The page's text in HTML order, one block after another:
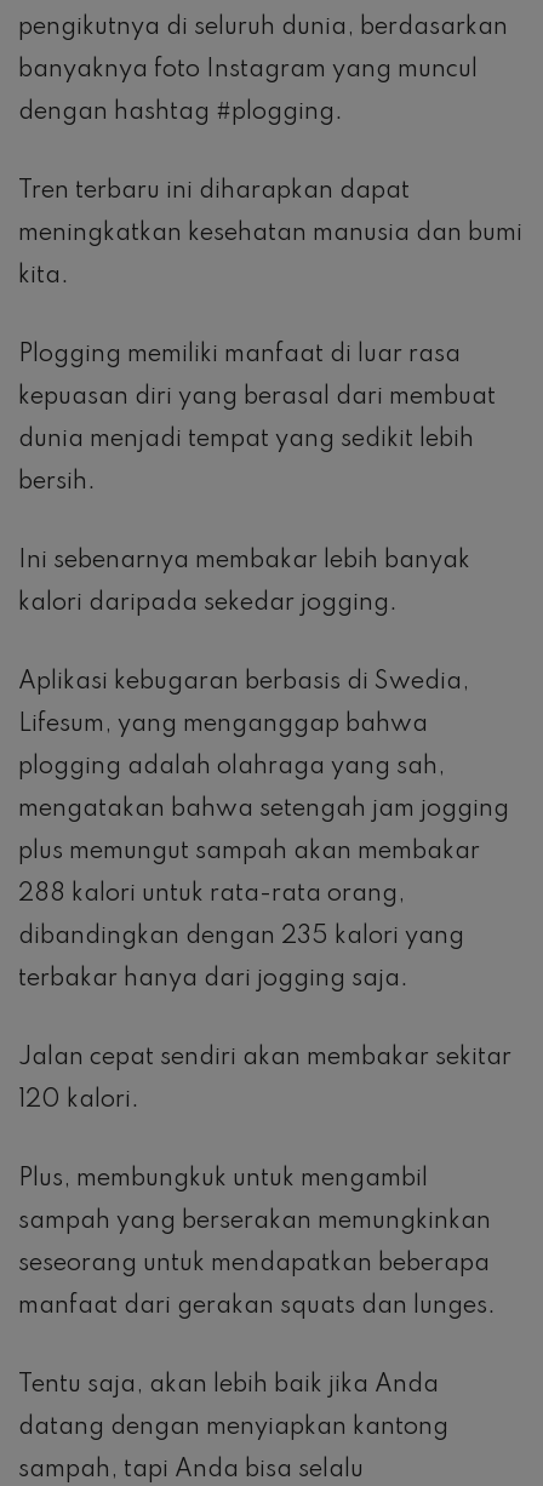
pengikutnya di seluruh dunia, berdasarkan
banyaknya foto Instagram yang muncul
dengan hashtag #plogging.
Tren terbaru ini diharapkan dapat
meningkatkan kesehatan manusia dan bumi
kita.
Plogging memiliki manfaat di luar rasa
kepuasan diri yang berasal dari membuat
dunia menjadi tempat yang sedikit lebih
bersih.
Ini sebenarnya membakar lebih banyak
kalori daripada sekedar jogging.
Aplikasi kebugaran berbasis di Swedia,
Lifesum, yang menganggap bahwa
plogging adalah olahraga yang sah,
mengatakan bahwa setengah jam jogging
plus memungut sampah akan membakar
288 kalori untuk rata-rata orang,
dibandingkan dengan 235 kalori yang
terbakar hanya dari jogging saja.
Jalan cepat sendiri akan membakar sekitar
120 kalori.
Plus, membungkuk untuk mengambil
sampah yang berserakan memungkinkan
seseorang untuk mendapatkan beberapa
manfaat dari gerakan squats dan lunges.
Tentu saja, akan lebih baik jika Anda
datang dengan menyiapkan kantong
sampah, tapi Anda bisa selalu